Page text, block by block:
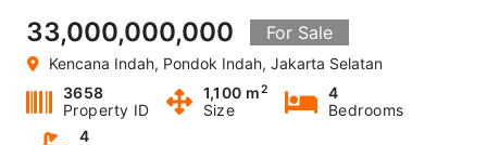
33,000,000,000 For Sale
Kencana Indah, Pondok Indah, Jakarta Selatan
3658
Property ID
1,100 m2
Size
4
Bedrooms
4